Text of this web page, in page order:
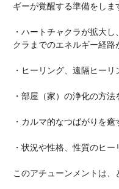
ギーが覚醒する準備をしま
・ハートチャクラが拡大
クラまでのエネルギー経路
・ヒーリング、遠隔ヒーリ
・部屋（家）の浄化の方法
・カルマ的なつばがりを癒
・状況や性格、性質のヒー
このアチューンメントは、